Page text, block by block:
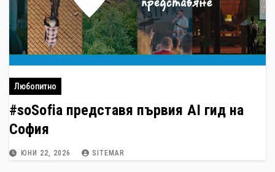
Любопитно
#soSofia представя първия AI гид на
София
ЮНИ 22, 2026 SITEMAR